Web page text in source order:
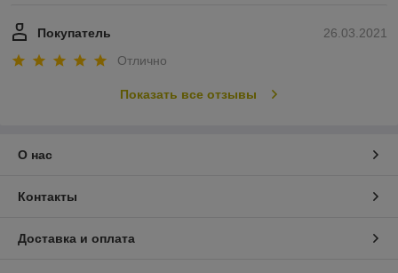
26.03.2021
Покупатель
Отлично
Показать все отзывы
О нас
Контакты
Доставка и оплата